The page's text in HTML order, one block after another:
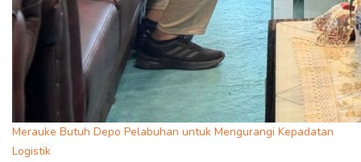
Merauke Butuh Depo Pelabuhan untuk Mengurangi Kepadatan
Logistik